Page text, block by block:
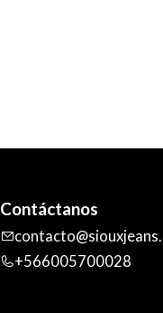
Contáctanos
+566005700028